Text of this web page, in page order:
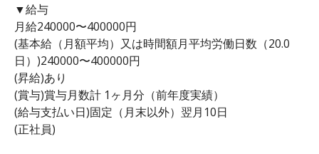
▼給与
月給240000〜400000円
(基本給（月額平均）又は時間額月平均労働日数（20.0
日）)240000〜400000円
(昇給)あり
(賞与)賞与月数計 1ヶ月分（前年度実績）
(給与支払い日)固定（月末以外）翌月10日
(正社員)